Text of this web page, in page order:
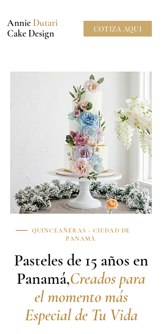
Annie Dutari
Cake Design
COTIZA AQUI
QUINCEAÑERAS - CIUDAD DE
PANAMÁ
Pasteles de 15 años en
Panamá,Creados para
el momento más
Especial de Tu Vida